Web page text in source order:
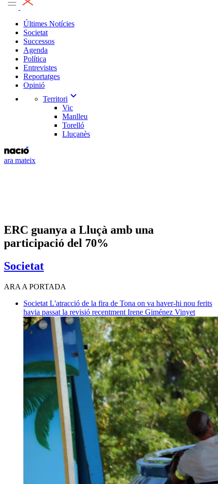
Últimes Notícies
Societat
Successos
Agenda
Política
Entrevistes
Reportatges
Opinió
Territori expand_more
Vic
Manlleu
Torelló
Lluçanès
ara mateix
ERC guanya a Lluçà amb una
participació del 70%
Societat
ARA A PORTADA
Societat L'atracció de la fira de Tona on va haver-hi nou ferits
havia passat la revisió recentment Irene Giménez Vinyet